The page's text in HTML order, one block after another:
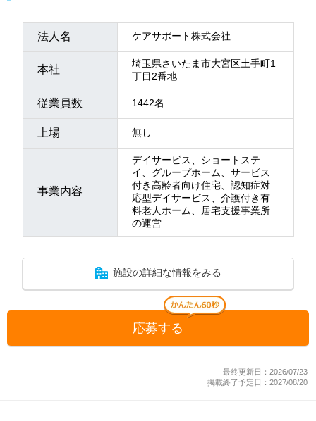
法人名 ケアサポート株式会社
本社
埼玉県さいたま市大宮区土手町1
丁目2番地
従業員数 1442名
上場 無し
事業内容
デイサービス、ショートステ
イ、グループホーム、サービス
付き高齢者向け住宅、認知症対
応型デイサービス、介護付き有
料老人ホーム、居宅支援事業所
の運営
施設の詳細な情報をみる
応募する
最終更新日：2026/07/23
掲載終了予定日：2027/08/20